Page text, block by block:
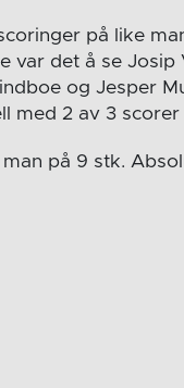
på like
det å se Josip
og Jesper
med 2 av 3
på 9 stk.